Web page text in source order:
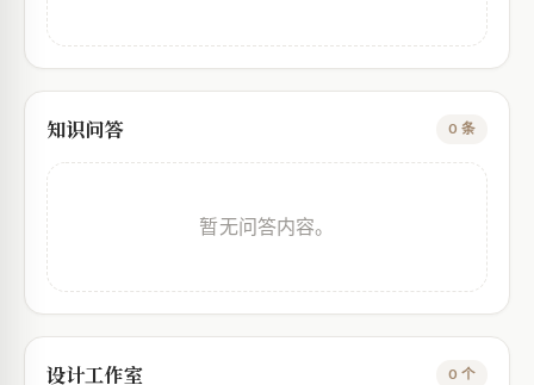
知识问答 0 条
暂无问答内容。
设计工作室 0 个